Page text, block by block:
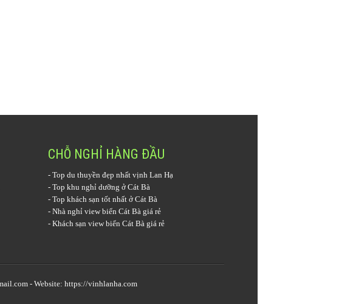
CHỖ NGHỈ HÀNG ĐẦU
- Top du thuyền đẹp nhất vịnh Lan Hạ
- Top khu nghỉ dưỡng ở Cát Bà
- Top khách sạn tốt nhất ở Cát Bà
- Nhà nghỉ view biển Cát Bà giá rẻ
- Khách sạn view biển Cát Bà giá rẻ
- Website: https://vinhlanha.com